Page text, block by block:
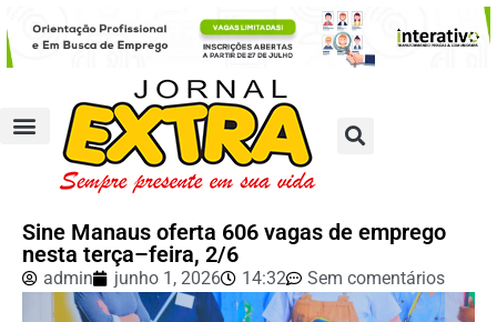
Sine Manaus oferta 606 vagas de emprego
nesta terça–feira, 2/6
admin junho 1, 2026 14:32 Sem comentários